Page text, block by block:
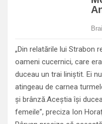
„Din relatările lui Strabon
oameni cucernici, care
duceau un trai liniştit. Ei
atingeau de carnea
şi brânză.Aceştia îşi
femeile”, preciza Ion